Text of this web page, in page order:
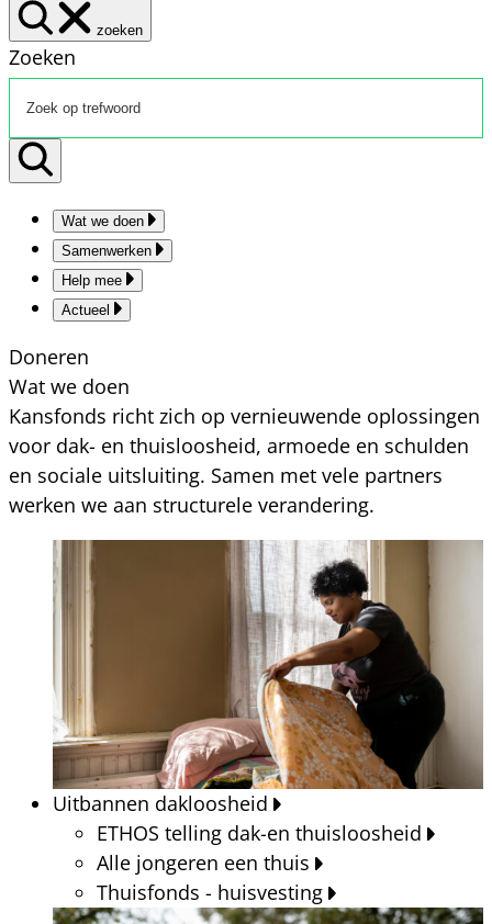
zoeken
Zoeken
Wat we doen
Samenwerken
Help mee
Actueel
Doneren
Wat we doen
Kansfonds richt zich op vernieuwende oplossingen
voor dak- en thuisloosheid, armoede en schulden
en sociale uitsluiting. Samen met vele partners
werken we aan structurele verandering.
Uitbannen dakloosheid
ETHOS telling dak-en thuisloosheid
Alle jongeren een thuis
Thuisfonds - huisvesting